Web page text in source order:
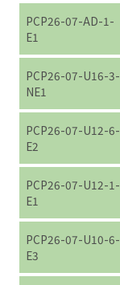
PCP26-07-AD-1-
E1
PCP26-07-U16-3-
NE1
PCP26-07-U12-6-
E2
PCP26-07-U12-1-
E1
PCP26-07-U10-6-
E3